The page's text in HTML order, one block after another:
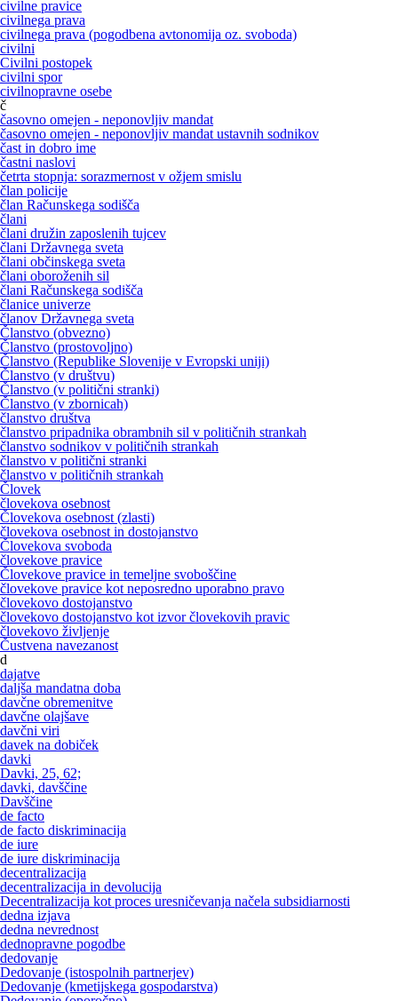
civilne pravice
civilnega prava
civilnega prava (pogodbena avtonomija oz. svoboda)
civilni
Civilni postopek
civilni spor
civilnopravne osebe
č
časovno omejen - neponovljiv mandat
časovno omejen - neponovljiv mandat ustavnih sodnikov
čast in dobro ime
častni naslovi
četrta stopnja: sorazmernost v ožjem smislu
član policije
član Računskega sodišča
člani
člani družin zaposlenih tujcev
člani Državnega sveta
člani občinskega sveta
člani oboroženih sil
člani Računskega sodišča
članice univerze
članov Državnega sveta
Članstvo (obvezno)
Članstvo (prostovoljno)
Članstvo (Republike Slovenije v Evropski uniji)
Članstvo (v društvu)
Članstvo (v politični stranki)
Članstvo (v zbornicah)
članstvo društva
članstvo pripadnika obrambnih sil v političnih strankah
članstvo sodnikov v političnih strankah
članstvo v politični stranki
članstvo v političnih strankah
Človek
človekova osebnost
Človekova osebnost (zlasti)
človekova osebnost in dostojanstvo
Človekova svoboda
človekove pravice
Človekove pravice in temeljne svoboščine
človekove pravice kot neposredno uporabno pravo
človekovo dostojanstvo
človekovo dostojanstvo kot izvor človekovih pravic
človekovo življenje
Čustvena navezanost
d
dajatve
daljša mandatna doba
davčne obremenitve
davčne olajšave
davčni viri
davek na dobiček
davki
Davki, 25, 62;
davki, davščine
Davščine
de facto
de facto diskriminacija
de iure
de iure diskriminacija
decentralizacija
decentralizacija in devolucija
Decentralizacija kot proces uresničevanja načela subsidiarnosti
dedna izjava
dedna nevrednost
dednopravne pogodbe
dedovanje
Dedovanje (istospolnih partnerjev)
Dedovanje (kmetijskega gospodarstva)